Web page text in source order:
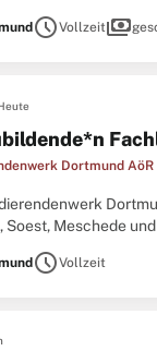
scheduleVollzeitpayments
Dortmund AöR
Soest, Meschede
scheduleVollzeit